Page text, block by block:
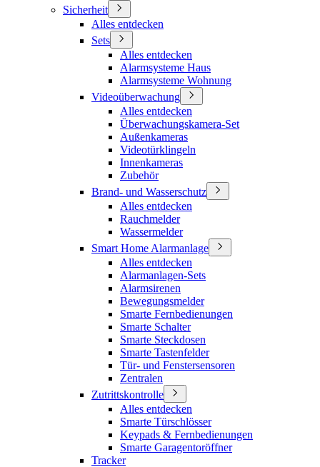
Sicherheit
Alles entdecken
Sets
Alles entdecken
Alarmsysteme Haus
Alarmsysteme Wohnung
Videoüberwachung
Alles entdecken
Überwachungskamera-Set
Außenkameras
Videotürklingeln
Innenkameras
Zubehör
Brand- und Wasserschutz
Alles entdecken
Rauchmelder
Wassermelder
Smart Home Alarmanlage
Alles entdecken
Alarmanlagen-Sets
Alarmsirenen
Bewegungsmelder
Smarte Fernbedienungen
Smarte Schalter
Smarte Steckdosen
Smarte Tastenfelder
Tür- und Fenstersensoren
Zentralen
Zutrittskontrolle
Alles entdecken
Smarte Türschlösser
Keypads & Fernbedienungen
Smarte Garagentoröffner
Tracker